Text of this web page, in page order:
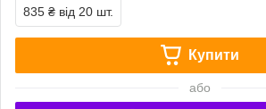
835 ₴ від 20 шт.
Купити
або